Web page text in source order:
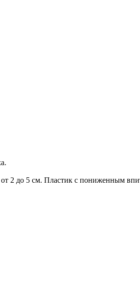
от 2 до 5 см. Пластик с пониженным